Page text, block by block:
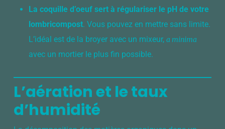
La coquille d’oeuf sert à régulariser le pH de votre
lombricompost. Vous pouvez en mettre sans limite.
L’idéal est de la broyer avec un mixeur, a minima
avec un mortier le plus fin possible.
L’aération et le taux
d’humidité